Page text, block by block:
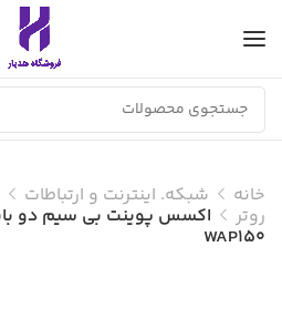
خانه شبکه. اینترنت و ارتباطات
روتر
WAP150